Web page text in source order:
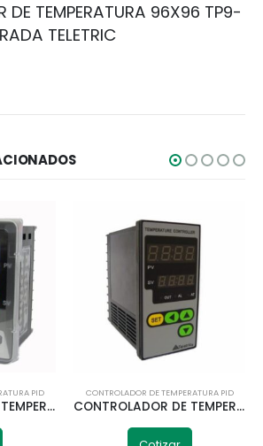
DE TEMPERATURA 96X96 TP9-
TELETRIC
PID
CONTROLADOR DE TEMPERATURA 96X96 TP9-MC18 MULTIENTRADA TELETRIC
CONTROLADOR DE TEMPERATURA PID
CONTROLADOR DE TEMPERATURA 48X96 TE6-RB10W MULTIENTRADA TELETRIC